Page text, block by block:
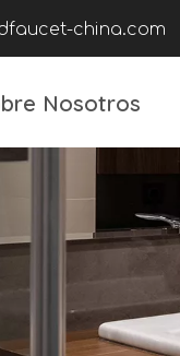
china.com
Nosotros